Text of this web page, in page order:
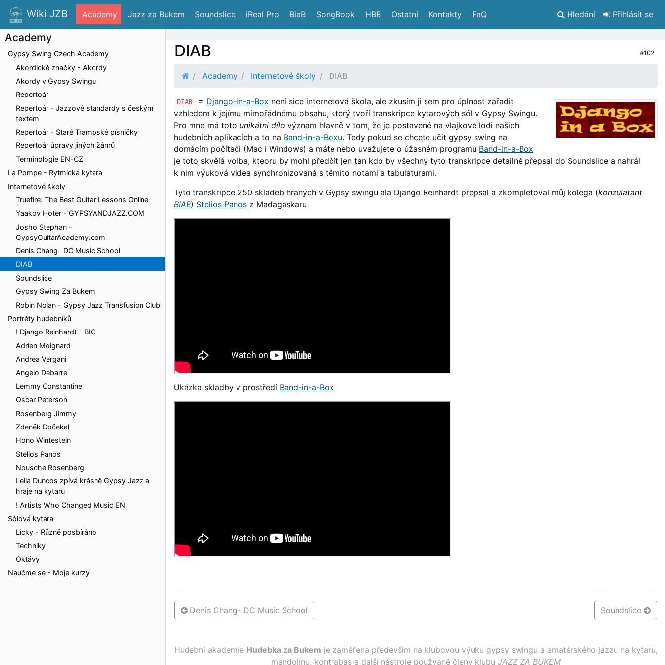
Wiki JZB Academy Jazz za Bukem Soundslice iReal Pro BiaB SongBook HBB Ostatní Kontakty FaQ Hledání Přihlásit se
Academy
Gypsy Swing Czech Academy
Akordické značky - Akordy
Akordy v Gypsy Swingu
Repertoár
Repertoár - Jazzové standardy s českým
textem
Repertoár - Staré Trampské písničky
Repertoár úpravy jiných žánrů
Terminologie EN-CZ
La Pompe - Rytmická kytara
Internetové školy
Truefire: The Best Guitar Lessons Online
Yaakov Hoter - GYPSYANDJAZZ.COM
Josho Stephan -
GypsyGuitarAcademy.com
Denis Chang- DC Music School
DIAB
Soundslice
Gypsy Swing Za Bukem
Robin Nolan - Gypsy Jazz Transfusion Club
Portréty hudebníků
! Django Reinhardt - BIO
Adrien Moignard
Andrea Vergani
Angelo Debarre
Lemmy Constantine
Oscar Peterson
Rosenberg Jimmy
Zdeněk Dočekal
Hono Wintestein
Stelios Panos
Nousche Rosenberg
Leila Duncos zpívá krásně Gypsy Jazz a
hraje na kytaru
! Artists Who Changed Music EN
Sólová kytara
Licky - Různě posbíráno
Techniky
Oktávy
Naučme se - Moje kurzy
DIAB #102
Academy Internetové školy DIAB
DIAB = Django-in-a-Box není sice internetová škola, ale zkusím ji sem pro úplnost zařadit
vzhledem k jejímu mimořádnému obsahu, který tvoří transkripce kytarových sól v Gypsy Swingu.
Pro mne má toto unikátní dílo význam hlavně v tom, že je postavené na vlajkové lodi našich
hudebních aplikacích a to na Band-in-a-Boxu. Tedy pokud se chcete učit gypsy swing na
domácím počítači (Mac i Windows) a máte nebo uvažujete o úžasném programu Band-in-a-Box
je toto skvělá volba, kteoru by mohl předčít jen tan kdo by všechny tyto transkripce detailně přepsal do Soundslice a nahrál
k nim výuková videa synchronizovaná s těmito notami a tabulaturami.
Tyto transkripce 250 skladeb hraných v Gypsy swingu ala Django Reinhardt přepsal a zkompletoval můj kolega (konzulatant
BIAB) Stelios Panos z Madagaskaru
Ukázka skladby v prostředí Band-in-a-Box
Denis Chang- DC Music School Soundslice
Hudební akademie Hudebka za Bukem je zaměřena především na klubovou výuku gypsy swingu a amatérského jazzu na kytaru,
mandolínu, kontrabas a další nástroje použvané členy klubu JAZZ ZA BUKEM